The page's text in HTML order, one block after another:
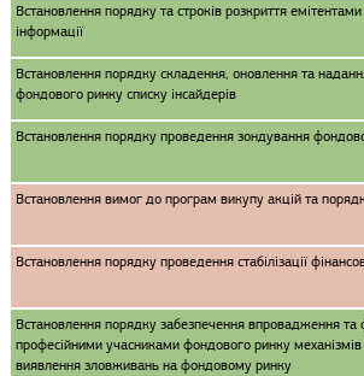
Встановлення порядку та строків розкриття емітентами
інформації
Встановлення порядку складення, оновлення та
фондового ринку списку інсайдерів
Встановлення порядку проведення зондування
Встановлення вимог до програм викупу акцій та
Встановлення порядку проведення стабілізації
Встановлення порядку забезпечення впровадження та
професійними учасниками фондового ринку
виявлення зловживань на фондовому ринку